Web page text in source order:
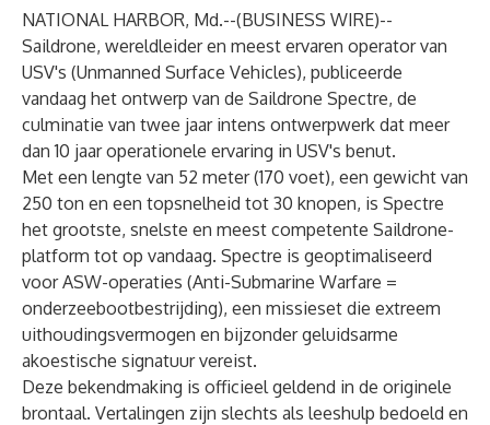
NATIONAL HARBOR, Md.--(BUSINESS WIRE)--
Saildrone, wereldleider en meest ervaren operator van
USV's (Unmanned Surface Vehicles), publiceerde
vandaag het ontwerp van de Saildrone Spectre, de
culminatie van twee jaar intens ontwerpwerk dat meer
dan 10 jaar operationele ervaring in USV's benut.
Met een lengte van 52 meter (170 voet), een gewicht van
250 ton en een topsnelheid tot 30 knopen, is Spectre
het grootste, snelste en meest competente Saildrone-
platform tot op vandaag. Spectre is geoptimaliseerd
voor ASW-operaties (Anti-Submarine Warfare =
onderzeebootbestrijding), een missieset die extreem
uithoudingsvermogen en bijzonder geluidsarme
akoestische signatuur vereist.
Deze bekendmaking is officieel geldend in de originele
brontaal. Vertalingen zijn slechts als leeshulp bedoeld en